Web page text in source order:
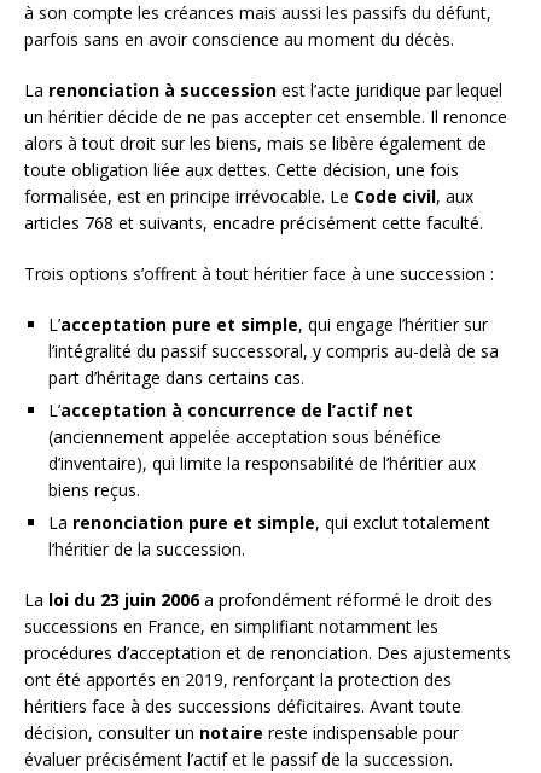
à son compte les créances mais aussi les passifs du défunt,
parfois sans en avoir conscience au moment du décès.
La renonciation à succession est l’acte juridique par lequel
un héritier décide de ne pas accepter cet ensemble. Il renonce
alors à tout droit sur les biens, mais se libère également de
toute obligation liée aux dettes. Cette décision, une fois
formalisée, est en principe irrévocable. Le Code civil, aux
articles 768 et suivants, encadre précisément cette faculté.
Trois options s’offrent à tout héritier face à une succession :
L’acceptation pure et simple, qui engage l’héritier sur
l’intégralité du passif successoral, y compris au-delà de sa
part d’héritage dans certains cas.
L’acceptation à concurrence de l’actif net
(anciennement appelée acceptation sous bénéfice
d’inventaire), qui limite la responsabilité de l’héritier aux
biens reçus.
La renonciation pure et simple, qui exclut totalement
l’héritier de la succession.
La loi du 23 juin 2006a profondément réformé le droit des
successions en France, en simplifiant notamment les
procédures d’acceptation et de renonciation. Des ajustements
ont été apportés en 2019, renforçant la protection des
héritiers face à des successions déficitaires. Avant toute
décision, consulter un notaire reste indispensable pour
évaluer précisément l’actif et le passif de la succession.